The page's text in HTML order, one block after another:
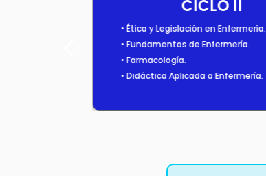
CICLO II
• Ética y Legislación en Enfermería.
• Fundamentos de Enfermería.
• Farmacología.
• Didáctica Aplicada a Enfermería.